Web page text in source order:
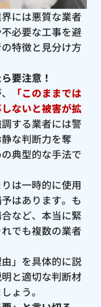
には悪質な業者
必要な工事を避
特徴と見分け方
要注意！
「このままでは
ないと被害が拡
する業者には警
な判断力を奪
典型的な手法で
は一時的に使用
はあります。も
など、本当に緊
でも複数の業者
」を具体的に説
と適切な判断材
ょう。